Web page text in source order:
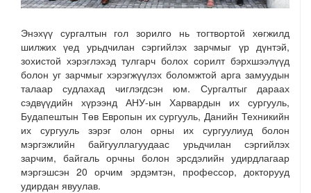
Энэхүү сургалтын гол зорилго нь тогтвортой хөгжилд
шилжих үед урьдчилан сэргийлэх зарчмыг үр дүнтэй,
зохистой хэрэглэхэд тулгарч болох сорилт бэрхшээлүүд
болон уг зарчмыг хэрэгжүүлэх боломжтой арга замуудын
талаар судлахад чиглэгдсэн юм. Сургалтыг дараах
сэдвүүдийн хүрээнд АНУ-ын Харвардын их сургууль,
Будапештын Төв Европын их сургууль, Данийн Техникийн
их сургууль зэрэг олон орны их сургуулиуд болон
мэргэжлийн байгууллагуудаас урьдчилан сэргийлэх
зарчим, байгаль орчны болон эрсдэлийн удирдлагаар
мэргэшсэн 20 орчим эрдэмтэн, профессор, докторууд
удирдан явуулав.